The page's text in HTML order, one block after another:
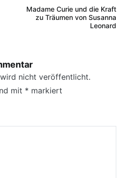
Madame Curie und die Kraft
zu Träumen von Susanna
Leonard
nicht veröffentlicht.
mit * markiert